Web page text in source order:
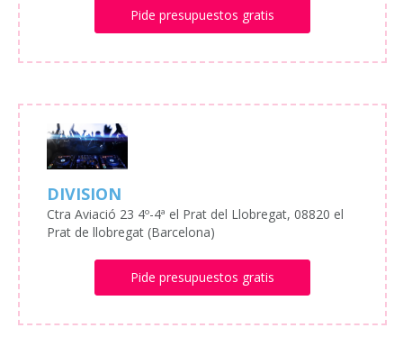
Pide presupuestos gratis
DIVISION
Ctra Aviació 23 4º-4ª el Prat del Llobregat, 08820 el
Prat de llobregat (Barcelona)
Pide presupuestos gratis